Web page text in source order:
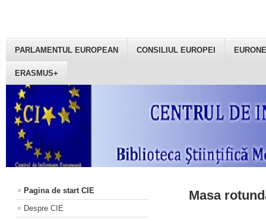
PARLAMENTUL EUROPEAN CONSILIUL EUROPEI
ERASMUS+
Pagina de start CIE
Despre CIE
Masa